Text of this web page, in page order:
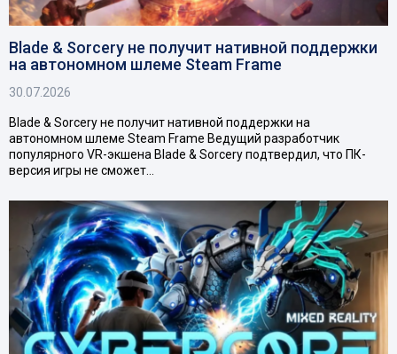
Blade & Sorcery не получит нативной поддержки
на автономном шлеме Steam Frame
30.07.2026
Blade & Sorcery не получит нативной поддержки на
автономном шлеме Steam Frame Ведущий разработчик
популярного VR-экшена Blade & Sorcery подтвердил, что ПК-
версия игры не сможет…